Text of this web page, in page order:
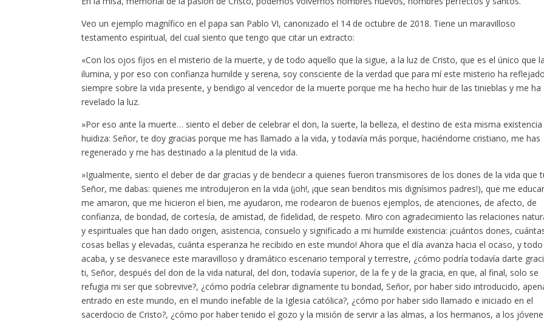
Veo un ejemplo magnífico en el papa san Pablo VI, canonizado el 14 de octubre de 2018. Tiene un maravilloso
testamento espiritual, del cual siento que tengo que citar un extracto:
«Con los ojos fijos en el misterio de la muerte, y de todo aquello que la sigue, a la luz de Cristo, que es el único que
ilumina, y por eso con confianza humilde y serena, soy consciente de la verdad que para mí este misterio ha
siempre sobre la vida presente, y bendigo al vencedor de la muerte porque me ha hecho huir de las tinieblas y me ha
revelado la luz.
»Por eso ante la muerte… siento el deber de celebrar el don, la suerte, la belleza, el destino de esta misma existencia
huidiza: Señor, te doy gracias porque me has llamado a la vida, y todavía más porque, haciéndome cristiano, me has
regenerado y me has destinado a la plenitud de la vida.
»Igualmente, siento el deber de dar gracias y de bendecir a quienes fueron transmisores de los dones de la vida que
Señor, me dabas: quienes me introdujeron en la vida (¡oh!, ¡que sean benditos mis dignísimos padres!), que me
me amaron, que me hicieron el bien, me ayudaron, me rodearon de buenos ejemplos, de atenciones, de afecto, de
confianza, de bondad, de cortesía, de amistad, de fidelidad, de respeto. Miro con agradecimiento las relaciones
y espirituales que han dado origen, asistencia, consuelo y significado a mi humilde existencia: ¡cuántos dones,
cosas bellas y elevadas, cuánta esperanza he recibido en este mundo! Ahora que el día avanza hacia el ocaso, y
acaba, y se desvanece este maravilloso y dramático escenario temporal y terrestre, ¿cómo podría todavía darte
ti, Señor, después del don de la vida natural, del don, todavía superior, de la fe y de la gracia, en que, al final, solo se
refugia mi ser que sobrevive?, ¿cómo podría celebrar dignamente tu bondad, Señor, por haber sido introducido,
entrado en este mundo, en el mundo inefable de la Iglesia católica?, ¿cómo por haber sido llamado e iniciado en el
sacerdocio de Cristo?, ¿cómo por haber tenido el gozo y la misión de servir a las almas, a los hermanos, a los